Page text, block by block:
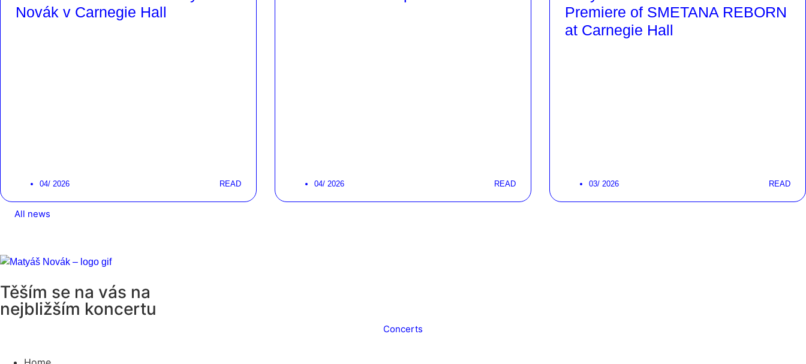
Novák v Carnegie Hall
04/ 2026 READ 04/ 2026 READ
Premiere of SMETANA REBORN
at Carnegie Hall
03/ 2026 READ
All news
Těším se na vás na
nejbližším koncertu
Concerts